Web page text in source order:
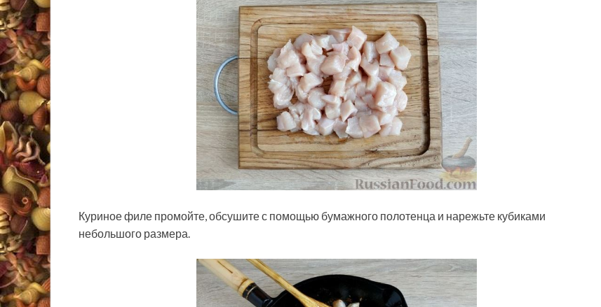
Куриное филе промойте, обсушите с помощью бумажного полотенца и нарежьте кубиками
небольшого размера.